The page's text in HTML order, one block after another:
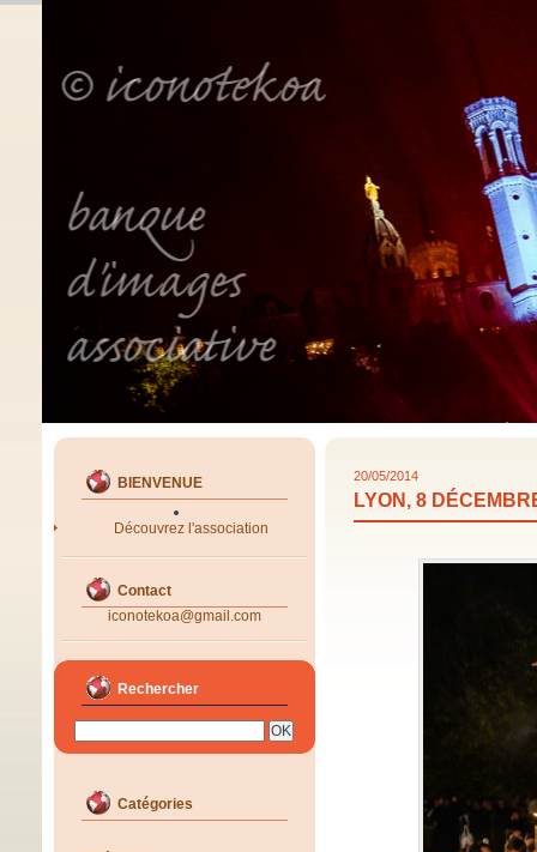
BIENVENUE
Découvrez l'association
Contact
iconotekoa@gmail.com
Rechercher
Catégories
20/05/2014
LYON, 8